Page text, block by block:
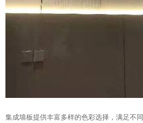
集成墙板提供丰富多样的色彩选择，满足不